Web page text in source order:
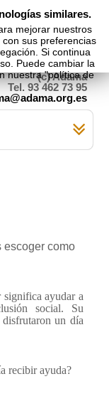
(c) Adama
Tel. 93 462 73 95
similares.
mejorar nuestros
sus preferencias
Si continua
Puede cambiar la
nuestra "política de
escoger como
ayudar a
social. Su
un día
recibir ayuda?